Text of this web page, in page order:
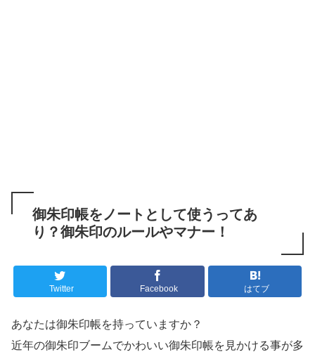
御朱印帳をノートとして使うってあ
り？御朱印のルールやマナー！
Twitter Facebook はてブ
あなたは御朱印帳を持っていますか？
近年の御朱印ブームでかわいい御朱印帳を見かける事が多